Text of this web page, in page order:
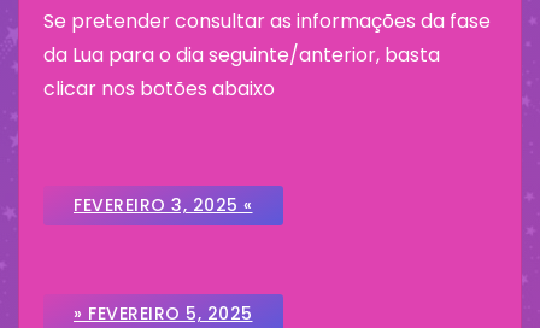
Se pretender consultar as informações da fase
da Lua para o dia seguinte/anterior, basta
clicar nos botões abaixo
FEVEREIRO 3, 2025 «
» FEVEREIRO 5, 2025